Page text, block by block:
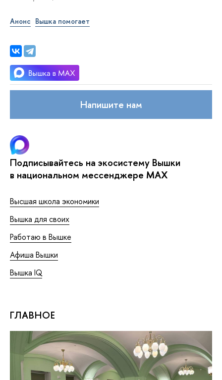
Анонс Вышка помогает
Напишите нам
Подписывайтесь на экосистему Вышки
в национальном мессенджере MAX
Высшая школа экономики
Вышка для своих
Работаю в Вышке
Афиша Вышки
Вышка IQ
ГЛАВНОЕ